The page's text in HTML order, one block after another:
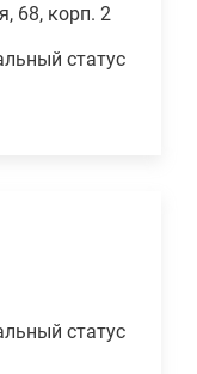
68, корп. 2
статус
статус